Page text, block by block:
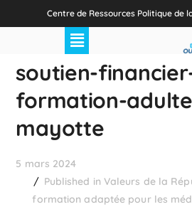
Centre de Ressources Politique de
soutien-
formation-
mayotte
5 mars 2024
Published in Valeurs de la
formation adaptée pour les